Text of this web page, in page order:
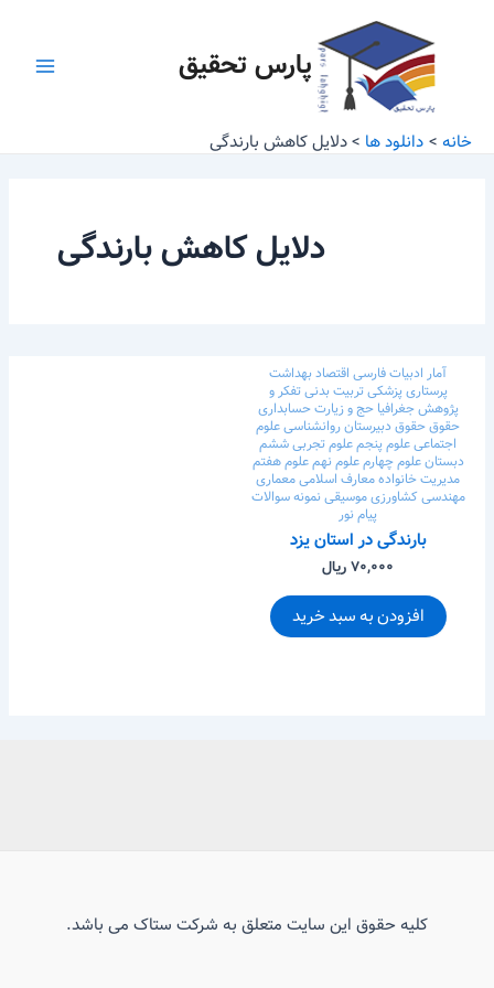
پارس تحقیق
خانه دانلود ها دلایل کاهش بارندگی
دلایل کاهش بارندگی
آمار ادبیات فارسی اقتصادبهداشت
پرستاریپزشکیتربیت بدنیتفکر و
پژوهشجغرافیاحج و زیارتحسابداری
حقوقحقوقدبیرستانروانشناسیعلوم
اجتماعیعلوم پنجمعلوم تجربی ششم
دبستانعلوم چهارمعلوم نهمعلوم هفتم
مدیریت خانوادهمعارف اسلامیمعماری
مهندسی کشاورزیموسیقینمونه سوالات
پیام نور
بارندگی در استان یزد
۷۰,۰۰۰ ریال
افزودن به سبد خرید
کلیه حقوق این سایت متعلق به شرکت ستاک می باشد.